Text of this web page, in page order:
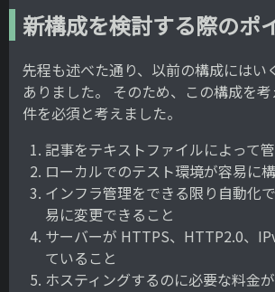
新構成を検討する際のポ
先程も述べた通り、以前の構成にはい
ありました。 そのため、この構成を
件を必須と考えました。
記事をテキストファイルによって
ローカルでのテスト環境が容易に
インフラ管理をできる限り自動化
易に変更できること
サーバーが HTTPS、HTTP2.0、
ていること
ホスティングするのに必要な料金